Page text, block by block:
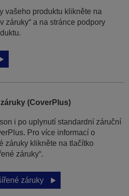
vašeho produktu klikněte na
záruky“ a na stránce podpory
(CoverPlus)
i po uplynutí standardní záruční
Pro více informací o
záruky klikněte na tlačítko
záruky“.
záruky